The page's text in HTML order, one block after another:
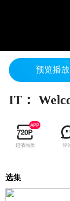
预览播
超清画质 评
选集